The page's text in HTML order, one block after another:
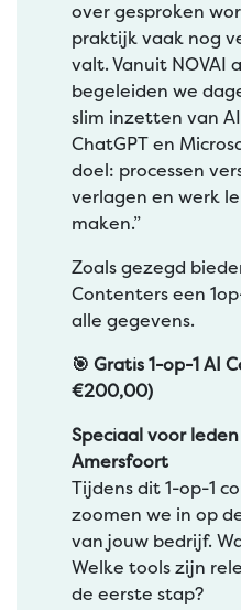
over gesproken
praktijk vaak nog
valt. Vanuit NOVAI
begeleiden we
slim inzetten van
ChatGPT en
doel: processen
verlagen en werk
maken.”
Zoals gezegd
Contenters een
alle gegevens.
🎯 Gratis 1-op-1 AI
€200,00)
Speciaal voor
Amersfoort
Tijdens dit 1-op-1
zoomen we in op
van jouw bedrijf.
Welke tools zijn
de eerste stap?